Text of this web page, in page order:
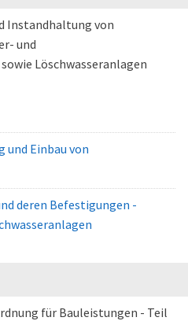
Instandhaltung von
und
Löschwasseranlagen
und Einbau von
deren Befestigungen -
für Bauleistungen - Teil